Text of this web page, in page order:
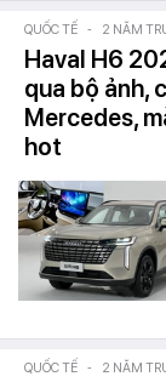
QUỐC TẾ - 2 NĂM
Haval H6
qua bộ ảnh,
Mercedes,
hot
QUỐC TẾ - 2 NĂM